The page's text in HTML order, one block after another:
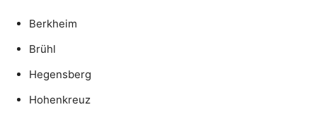
Berkheim
Brühl
Hegensberg
Hohenkreuz